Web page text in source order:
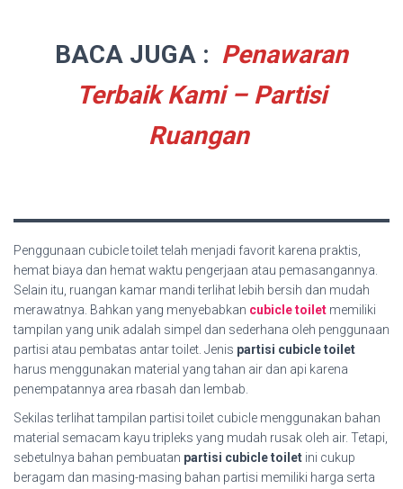
BACA JUGA : Penawaran
Terbaik Kami – Partisi
Ruangan
Penggunaan cubicle toilet telah menjadi favorit karena praktis,
hemat biaya dan hemat waktu pengerjaan atau pemasangannya.
Selain itu, ruangan kamar mandi terlihat lebih bersih dan mudah
merawatnya. Bahkan yang menyebabkan cubicle toilet memiliki
tampilan yang unik adalah simpel dan sederhana oleh penggunaan
partisi atau pembatas antar toilet. Jenis partisi cubicle toilet
harus menggunakan material yang tahan air dan api karena
penempatannya area rbasah dan lembab.
Sekilas terlihat tampilan partisi toilet cubicle menggunakan bahan
material semacam kayu tripleks yang mudah rusak oleh air. Tetapi,
sebetulnya bahan pembuatan partisi cubicle toilet ini cukup
beragam dan masing-masing bahan partisi memiliki harga serta